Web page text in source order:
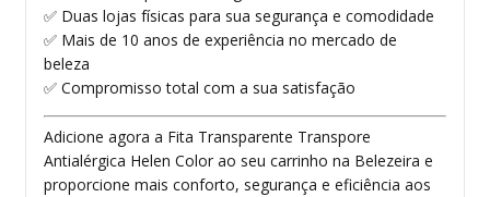
✅ Duas lojas físicas para sua segurança e comodidade
✅ Mais de 10 anos de experiência no mercado de
beleza
✅ Compromisso total com a sua satisfação
Adicione agora a Fita Transparente Transpore
Antialérgica Helen Color ao seu carrinho na Belezeira e
proporcione mais conforto, segurança e eficiência aos